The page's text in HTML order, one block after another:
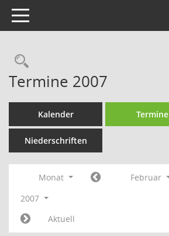
Toggle navigation
Rechercheauswahl
Termine 2007
Kalender Termine
Niederschriften
Monat
Februar
2007
Aktuell